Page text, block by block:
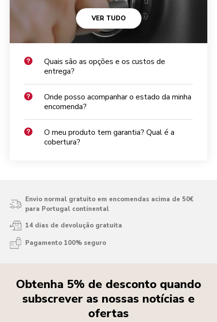
VER TUDO
Quais são as opções e os custos de
entrega?
Onde posso acompanhar o estado da minha
encomenda?
O meu produto tem garantia? Qual é a
cobertura?
Envio normal gratuito em encomendas acima de 50€
para Portugal continental
14 dias de devolução gratuita
Pagamento 100% seguro
Obtenha 5% de desconto quando
subscrever as nossas notícias e
ofertas